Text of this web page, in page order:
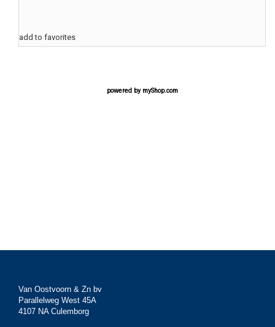
add to favorites
powered by myShop.com
Van Oostvoorn & Zn bv
Parallelweg West 45A
4107 NA Culemborg